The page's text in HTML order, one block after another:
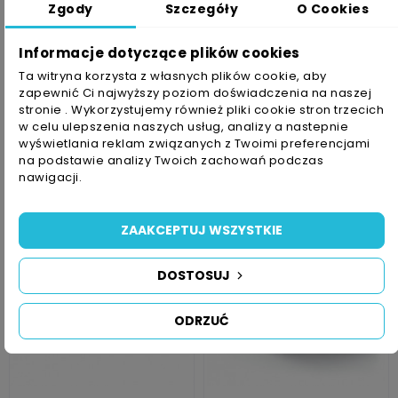
Taśma Flexo 3M E1915
457mm X 23m, Różowa
1 613,76 zł
Taśma Flexo 3M E1015
457mm X 23m, Biała
1 775,14 zł
Zgody Szczegóły O Cookies
Informacje dotyczące plików cookies
Ta witryna korzysta z własnych plików cookie, aby
zapewnić Ci najwyższy poziom doświadczenia na naszej
stronie . Wykorzystujemy również pliki cookie stron trzecich
w celu ulepszenia naszych usług, analizy a nastepnie
wyświetlania reklam związanych z Twoimi preferencjami
na podstawie analizy Twoich zachowań podczas
nawigacji.
ODRZUĆ
DOSTOSUJ
ZAAKCEPTUJ WSZYSTKIE